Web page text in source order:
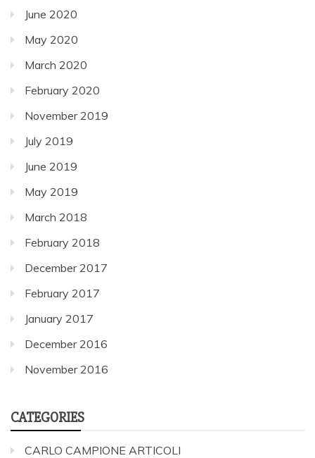
June 2020
May 2020
March 2020
February 2020
November 2019
July 2019
June 2019
May 2019
March 2018
February 2018
December 2017
February 2017
January 2017
December 2016
November 2016
CATEGORIES
CARLO CAMPIONE ARTICOLI